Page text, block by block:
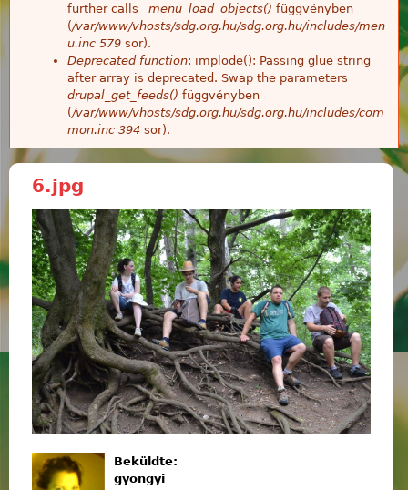
further calls
_menu_load_objects() függvényben
(/var/www/vhosts/sdg.org.hu/sdg.org.hu/includes/men
u.inc 579 sor).
Deprecated function: implode(): Passing glue string
after array is deprecated. Swap the parameters
drupal_get_feeds() függvényben
(/var/www/vhosts/sdg.org.hu/sdg.org.hu/includes/com
mon.inc 394 sor).
6.jpg
Beküldte:
gyongyi